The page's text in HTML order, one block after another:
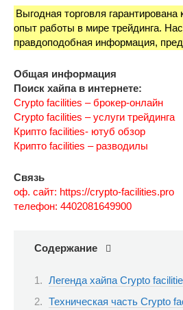
Выгодная торговля
опыт работы в мире трейдинга.
правдоподобная информация,
Общая информация
Поиск хайпа в интернете:
Crypto facilities – брокер-онлайн
Crypto facilities – услуги трейдинга
Крипто facilities- ютуб обзор
Крипто facilities – разводилы
Связь
оф. сайт: https://crypto-facilities.pro
телефон: 4402081649900
Содержание
Легенда хайпа Crypto
Техническая часть Crypto